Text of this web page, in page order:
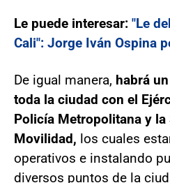
Le puede interesar: "Le
Cali": Jorge Iván Ospina
De igual manera, habrá
toda la ciudad con el
Policía Metropolitana y la
Movilidad, los cuales
operativos e instalando
diversos puntos de la